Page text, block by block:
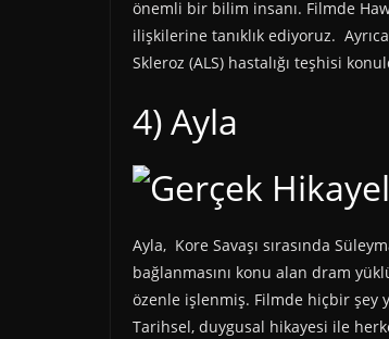
önemli bir bilim insanı. Filmde
ilişkilerine tanıklık ediyoruz.
Skleroz (ALS) hastalığı teşhisi
4) Ayla
Ayla, Kore Savaşı sırasında
bağlanmasını konu alan dram
özenle işlenmiş. Filmde hiçbir şey
Tarihsel, duygusal hikayesi ile